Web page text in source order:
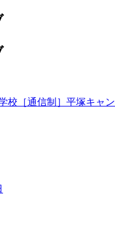
［通信制］平塚キャ